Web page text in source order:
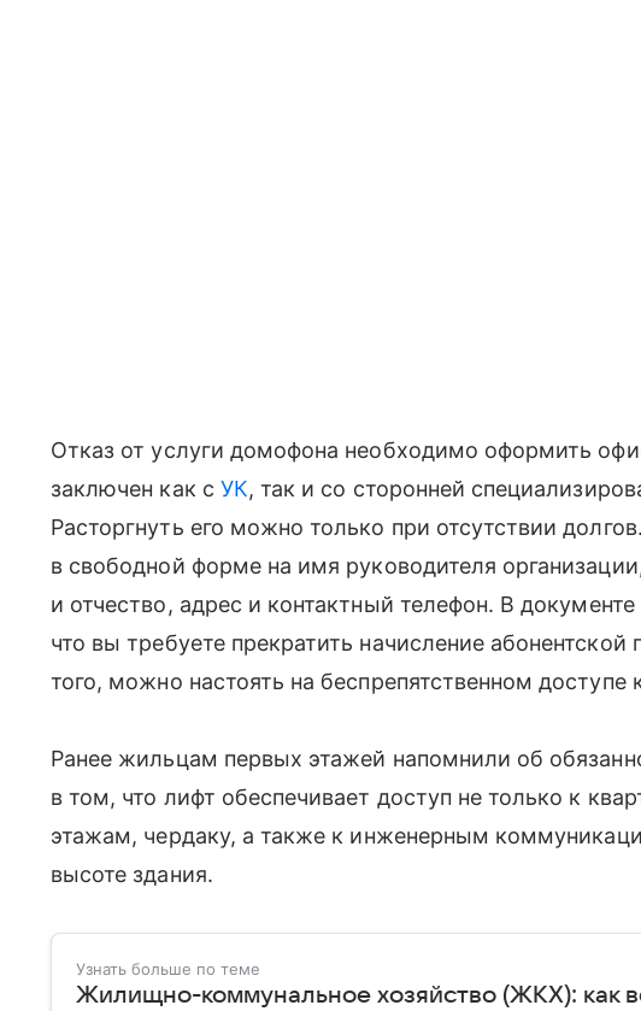
Отказ от услуги домофона необходимо оформить
заключен как с УК, так и со сторонней
Расторгнуть его можно только при отсутствии
в свободной форме на имя руководителя
и отчество, адрес и контактный телефон. В
что вы требуете прекратить начисление
того, можно настоять на беспрепятственном
Ранее жильцам первых этажей напомнили об
в том, что лифт обеспечивает доступ не только к
этажам, чердаку, а также к инженерным
высоте здания.
Узнать больше по теме
Жилищно-коммунальное хозяйство (ЖКХ): как